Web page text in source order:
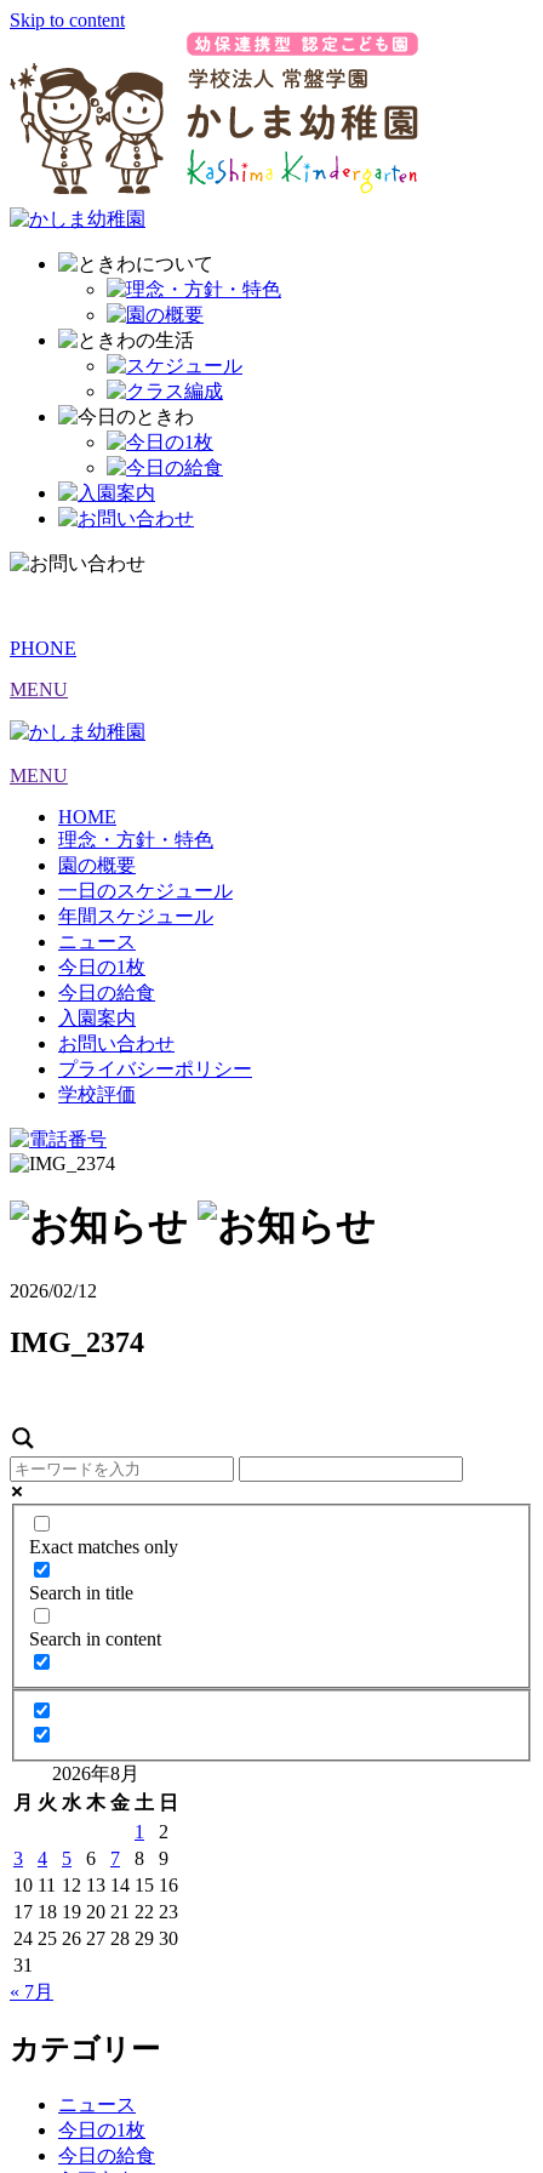
Skip to content
PHONE
MENU
MENU
HOME
理念・方針・特色
園の概要
一日のスケジュール
年間スケジュール
ニュース
今日の1枚
今日の給食
入園案内
お問い合わせ
プライバシーポリシー
学校評価
2026/02/12
IMG_2374
Exact matches only
Search in title
Search in content
2026年8月
月 火 水 木 金 土 日
1
2
3
4 5 6 7 8
9
10 11 12 13 14 15 16
17 18 19 20 21 22 23
24 25 26 27 28 29 30
31
« 7月
カテゴリー
ニュース
今日の1枚
今日の給食